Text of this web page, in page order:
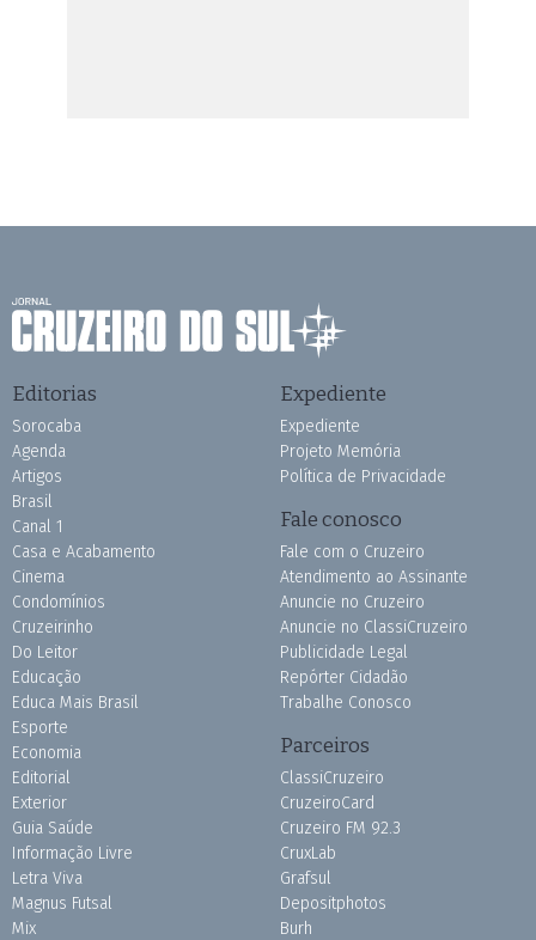
Editorias
Sorocaba
Agenda
Artigos
Brasil
Canal 1
Casa e Acabamento
Cinema
Condomínios
Cruzeirinho
Do Leitor
Educação
Educa Mais Brasil
Esporte
Economia
Editorial
Exterior
Guia Saúde
Informação Livre
Letra Viva
Magnus Futsal
Mix
Expediente
Expediente
Projeto Memória
Política de Privacidade
Fale conosco
Fale com o Cruzeiro
Atendimento ao Assinante
Anuncie no Cruzeiro
Anuncie no ClassiCruzeiro
Publicidade Legal
Repórter Cidadão
Trabalhe Conosco
Parceiros
ClassiCruzeiro
CruzeiroCard
Cruzeiro FM 92.3
CruxLab
Grafsul
Depositphotos
Burh